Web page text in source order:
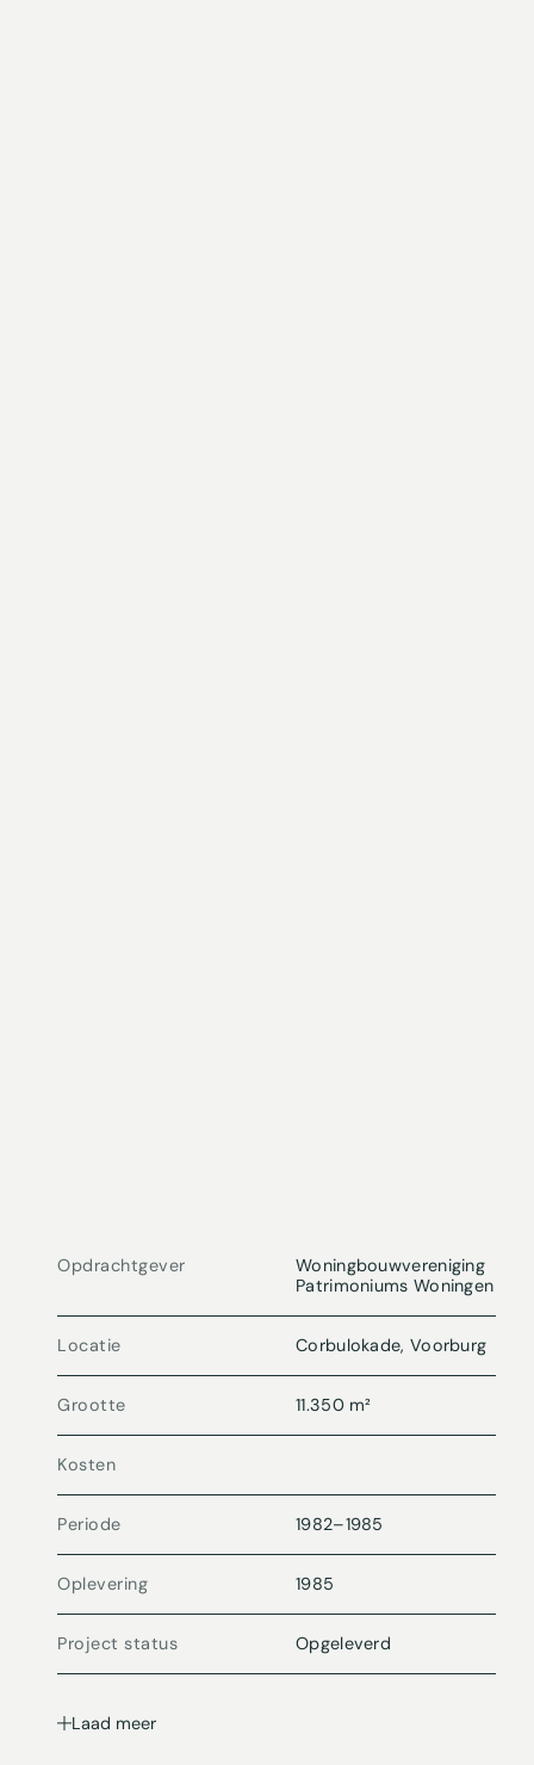
Opdrachtgever
Woningbouwvereniging
Patrimoniums Woningen
Locatie Corbulokade, Voorburg
Grootte 11.350 m²
Kosten
Periode 1982–1985
Oplevering 1985
Project status Opgeleverd
Laad meer